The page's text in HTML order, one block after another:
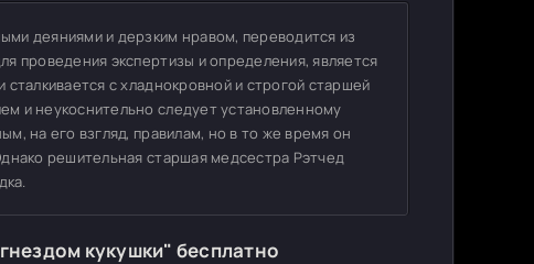
деяниями и дерзким нравом, переводится из
проведения экспертизы и определения, является
с хладнокровной и строгой старшей
и неукоснительно следует установленному
на его взгляд, правилам, но в то же время он
решительная старшая медсестра Рэтчед
кукушки" бесплатно